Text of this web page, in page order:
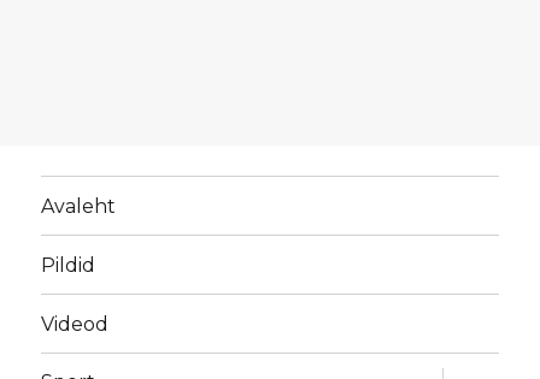
Avaleht
Pildid
Videod